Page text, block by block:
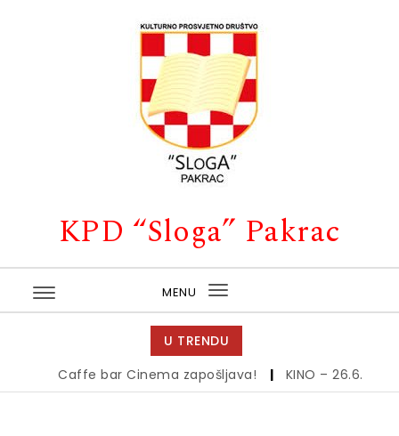
KPD “Sloga” Pakrac
MENU
Toggle
navigation
U TRENDU
Caffe bar Cinema zapošljava! | KINO – 26.6. |